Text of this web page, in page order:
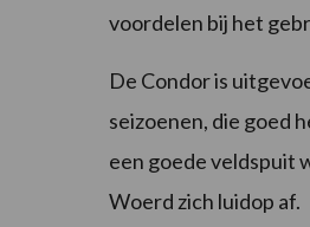
voordelen bij het
De Condor is
seizoenen, die goed
een goede veldspuit
Woerd zich luidop af.